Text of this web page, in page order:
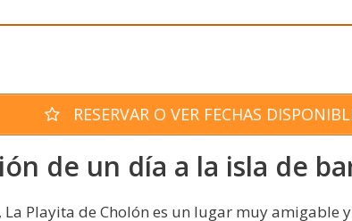
RESERVAR O VER FECHAS
de un día a la isla de
La Playita de Cholón es un lugar muy amigable